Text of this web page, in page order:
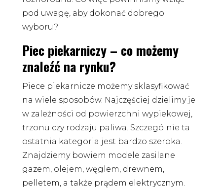
pod uwagę, aby dokonać dobrego
wyboru?
Piec piekarniczy – co możemy
znaleźć na rynku?
Piece piekarnicze możemy sklasyfikować
na wiele sposobów. Najczęściej dzielimy je
w zależności od powierzchni wypiekowej,
trzonu czy rodzaju paliwa. Szczególnie ta
ostatnia kategoria jest bardzo szeroka.
Znajdziemy bowiem modele zasilane
gazem, olejem, węglem, drewnem,
pelletem, a także prądem elektrycznym.